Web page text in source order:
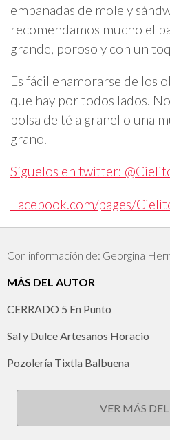
empanadas de mole y
recomendamos mucho el
grande, poroso y con un
Es fácil enamorarse de los
que hay por todos lados.
bolsa de té a granel o una
grano.
Síguelos en twitter:
Facebook.com/pages/
Con información de: Georgina
MÁS DEL AUTOR
CERRADO 5 En Punto
Sal y Dulce Artesanos Horacio
Pozolería Tixtla Balbuena
VER MÁS